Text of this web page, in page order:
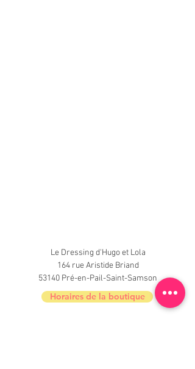
Le Dressing d'Hugo et Lola
164 rue Aristide Briand
53140 Pré-en-Pail-Saint-Samson
Horaires de la boutique